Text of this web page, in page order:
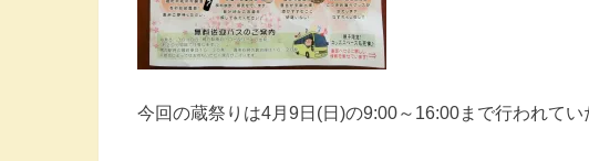
今回の蔵祭りは4月9日(日)の9:00～16:00まで行われてい